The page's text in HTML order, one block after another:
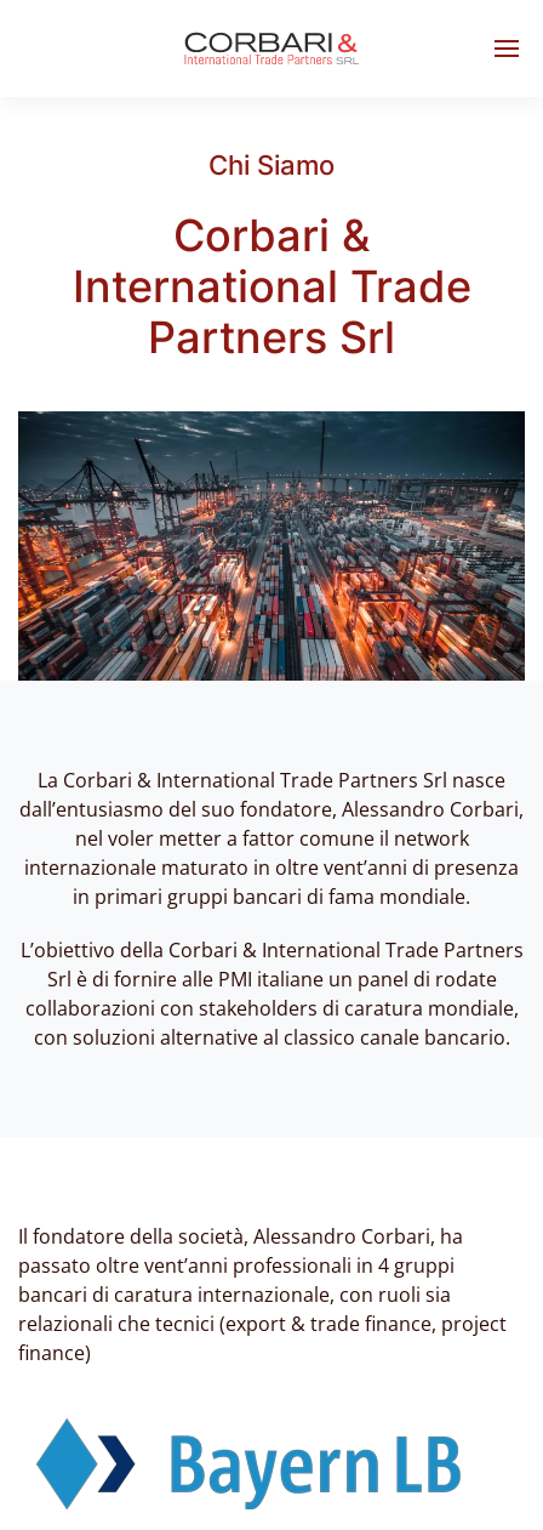
Chi Siamo
Corbari &
International Trade
Partners Srl
La Corbari & International Trade Partners Srl nasce
dall’entusiasmo del suo fondatore, Alessandro Corbari,
nel voler metter a fattor comune il network
internazionale maturato in oltre vent’anni di presenza
in primari gruppi bancari di fama mondiale.
L’obiettivo della Corbari & International Trade Partners
Srl è di fornire alle PMI italiane un panel di rodate
collaborazioni con stakeholders di caratura mondiale,
con soluzioni alternative al classico canale bancario.
Il fondatore della società, Alessandro Corbari, ha
passato oltre vent’anni professionali in 4 gruppi
bancari di caratura internazionale, con ruoli sia
relazionali che tecnici (export & trade finance, project
finance)